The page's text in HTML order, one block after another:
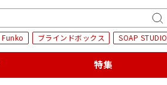
キ
ー
Funko ブラインドボックス SOAP STUDIO
特集